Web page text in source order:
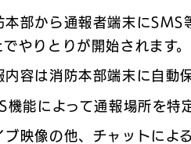
本部から通報者端末にSMS
でやりとりが開始されます。
内容は消防本部端末に自動
機能によって通報場所を特
ブ映像の他、チャットによ